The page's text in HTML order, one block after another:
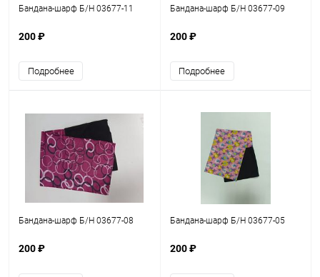
Бандана-шарф Б/Н 03677-11
200 ₽
Подробнее
Бандана-шарф Б/Н 03677-09
200 ₽
Подробнее
Бандана-шарф Б/Н 03677-08
200 ₽
Бандана-шарф Б/Н 03677-05
200 ₽